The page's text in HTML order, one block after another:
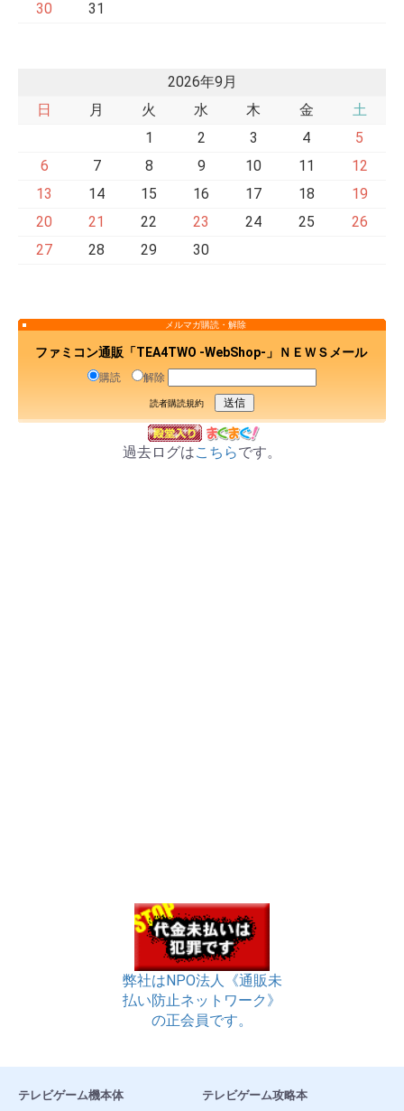
30 31
2026年9月
日
月 火 水 木 金
土
1
2 3 4
5
6
7 8 9 10 11
12
13
14 15 16 17 18
19
20
21 22 23 24 25
26
27
28 29 30
メルマガ購読・解除
ファミコン通販「TEA4TWO -WebShop-」ＮＥＷＳメール
購読 解除
読者購読規約
過去ログはこちらです。
弊社はNPO法人《通販未
払い防止ネットワーク》
の正会員です。
テレビゲーム機本体
テレビゲーム攻略本